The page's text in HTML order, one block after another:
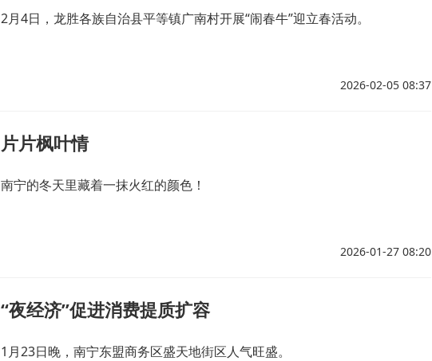
2月4日，龙胜各族自治县平等镇广南村开展“闹春牛”迎立春活动。
2026-02-05 08:37
片片枫叶情
南宁的冬天里藏着一抹火红的颜色！
2026-01-27 08:20
“夜经济”促进消费提质扩容
1月23日晚，南宁东盟商务区盛天地街区人气旺盛。